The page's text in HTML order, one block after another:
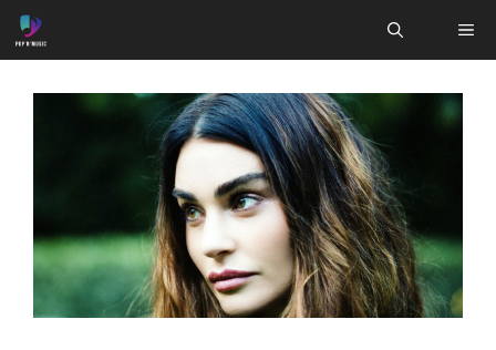
Aller
au